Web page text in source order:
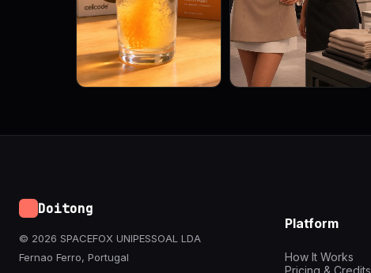
Doitong
© 2026 SPACEFOX UNIPESSOAL LDA
Fernao Ferro, Portugal
Platform
How It Works